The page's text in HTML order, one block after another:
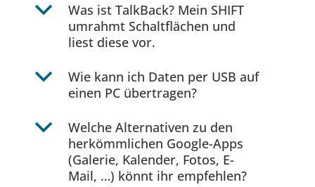
b
Was ist TalkBack? Mein SHIFT
umrahmt Schaltflächen und
liest diese vor.
b
Wie kann ich Daten per USB auf
einen PC übertragen?
b
Welche Alternativen zu den
herkömmlichen Google-Apps
(Galerie, Kalender, Fotos, E-
Mail, …) könnt ihr empfehlen?